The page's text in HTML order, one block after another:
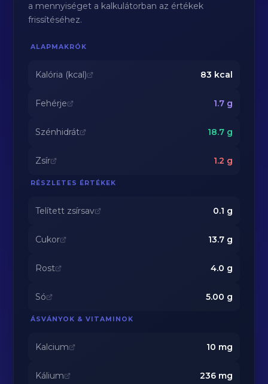
a mennyiséget a kalkulátorban az értékek
frissítéséhez.
ALAPMAKRÓK
Kalória (kcal) 83 kcal
Fehérje 1.7g
Szénhidrát 18.7g
Zsír 1.2 g
RÉSZLETES ÉRTÉKEK
Telített zsírsav 0.1 g
Cukor 13.7g
Rost 4.0 g
Só 5.00 g
ÁSVÁNYOK & VITAMINOK
Kalcium 10 mg
Kálium 236mg